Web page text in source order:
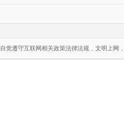
自觉遵守互联网相关政策法律法规，文明上网